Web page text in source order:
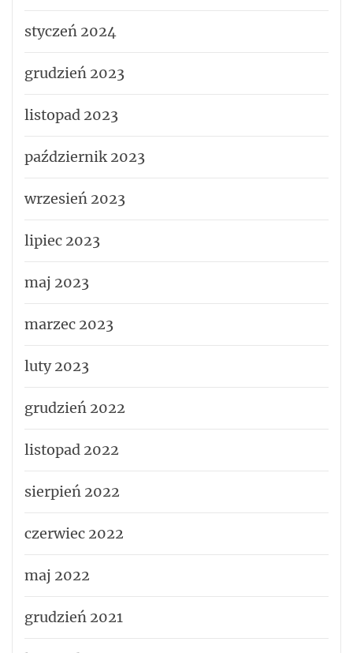
styczeń 2024
grudzień 2023
listopad 2023
październik 2023
wrzesień 2023
lipiec 2023
maj 2023
marzec 2023
luty 2023
grudzień 2022
listopad 2022
sierpień 2022
czerwiec 2022
maj 2022
grudzień 2021